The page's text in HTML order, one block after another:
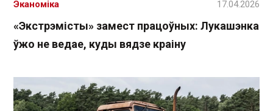
«Экстрэмісты» замест працоўных: Лукашэнка
ўжо не ведае, куды вядзе краіну
Эканоміка 17.04.2026